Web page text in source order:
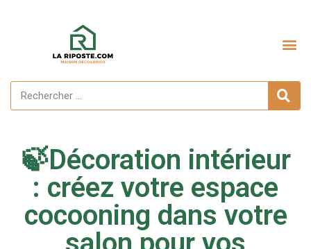
🍃Décoration intérieur
: créez votre espace
cocooning dans votre